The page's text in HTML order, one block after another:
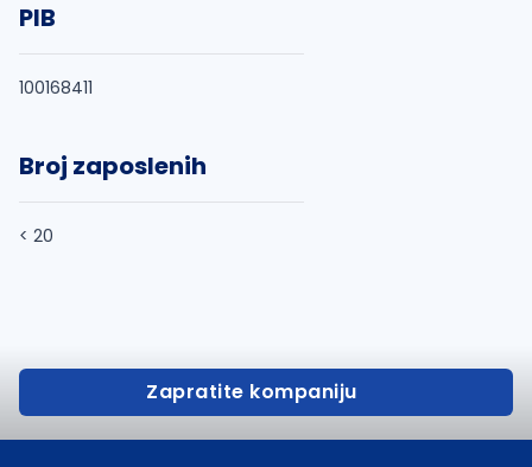
PIB
100168411
Broj zaposlenih
< 20
Zapratite kompaniju